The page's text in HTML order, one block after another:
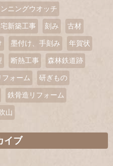
ンニングウオッチ
新築工事 刻み 古材
墨付け、手刻み 年賀状
断熱工事 森林鉄道跡
ォーム 研ぎもの
鉄骨造リフォーム
山
イブ